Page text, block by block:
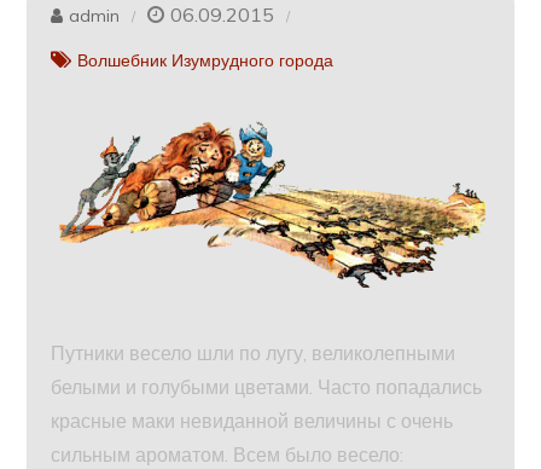
admin 06.09.2015
Волшебник Изумрудного города
Путники весело шли по лугу, великолепными
белыми и голубыми цветами. Часто попадались
красные маки невиданной величины с очень
сильным ароматом. Всем было весело: